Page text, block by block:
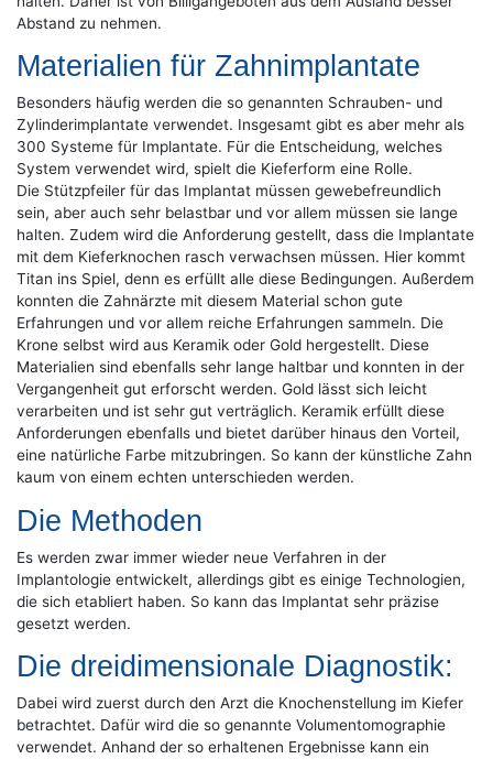
Abstand zu nehmen.
Materialien für Zahnimplantate
Besonders häufig werden die so genannten Schrauben- und
Zylinderimplantate verwendet. Insgesamt gibt es aber mehr als
300 Systeme für Implantate. Für die Entscheidung, welches
System verwendet wird, spielt die Kieferform eine Rolle.
Die Stützpfeiler für das Implantat müssen gewebefreundlich
sein, aber auch sehr belastbar und vor allem müssen sie lange
halten. Zudem wird die Anforderung gestellt, dass die Implantate
mit dem Kieferknochen rasch verwachsen müssen. Hier kommt
Titan ins Spiel, denn es erfüllt alle diese Bedingungen. Außerdem
konnten die Zahnärzte mit diesem Material schon gute
Erfahrungen und vor allem reiche Erfahrungen sammeln. Die
Krone selbst wird aus Keramik oder Gold hergestellt. Diese
Materialien sind ebenfalls sehr lange haltbar und konnten in der
Vergangenheit gut erforscht werden. Gold lässt sich leicht
verarbeiten und ist sehr gut verträglich. Keramik erfüllt diese
Anforderungen ebenfalls und bietet darüber hinaus den Vorteil,
eine natürliche Farbe mitzubringen. So kann der künstliche Zahn
kaum von einem echten unterschieden werden.
Die Methoden
Es werden zwar immer wieder neue Verfahren in der
Implantologie entwickelt, allerdings gibt es einige Technologien,
die sich etabliert haben. So kann das Implantat sehr präzise
gesetzt werden.
Die dreidimensionale Diagnostik:
Dabei wird zuerst durch den Arzt die Knochenstellung im Kiefer
betrachtet. Dafür wird die so genannte Volumentomographie
verwendet. Anhand der so erhaltenen Ergebnisse kann ein